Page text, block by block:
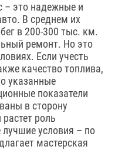
– это надежные и
В среднем их
в 200-300 тыс. км.
ремонт. Но это
Если учесть
качество топлива,
указанные
показатели
в сторону
роль
условия – по
мастерская